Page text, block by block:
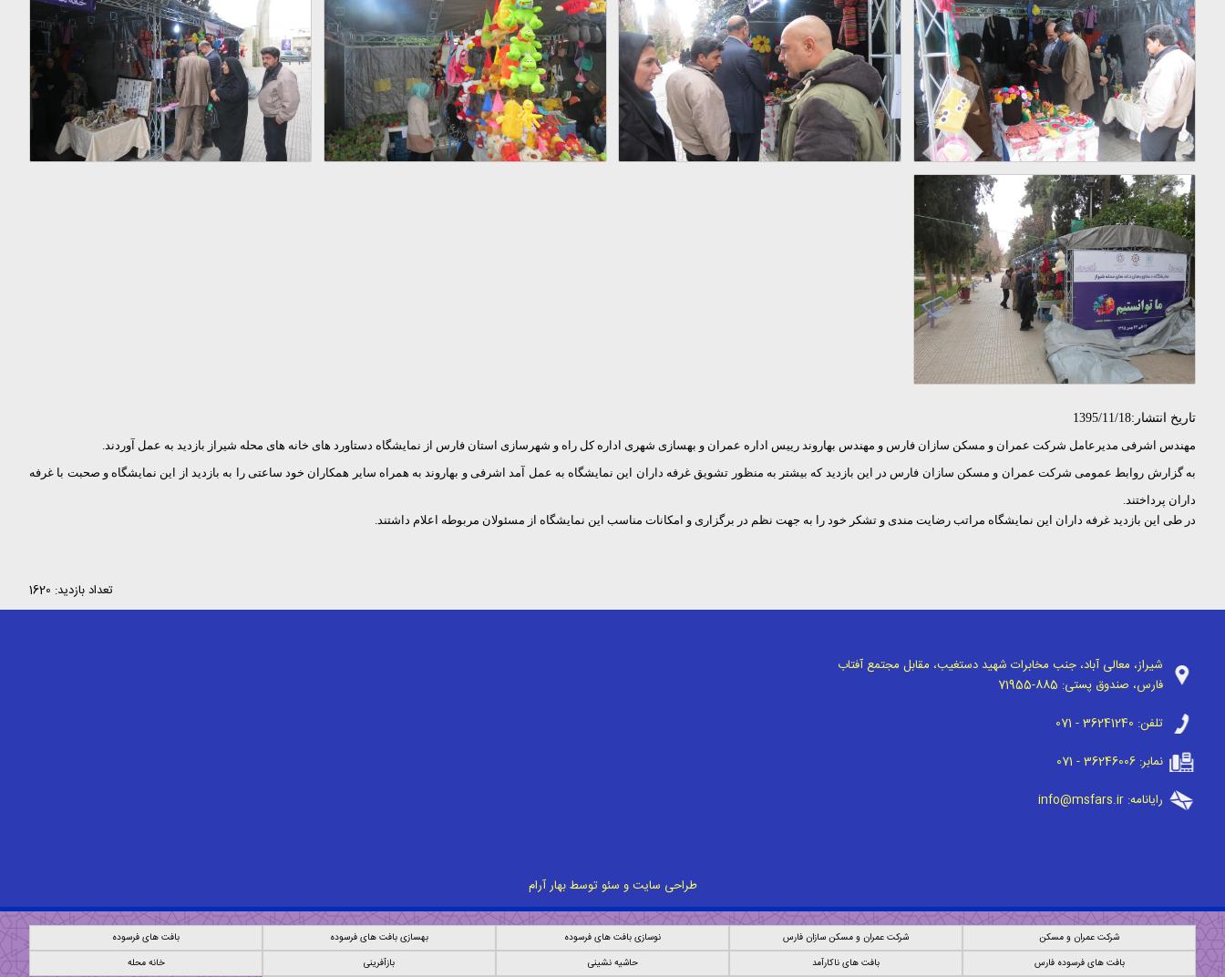
تاریخ انتشار:1395/11/18
مهندس اشرفی مدیرعامل شرکت عمران و مسکن سازان فارس و مهندس بهاروند رییس اداره عمران و بهسازی شهری اداره کل راه و شهرسازی استان فارس از نمایشگاه دستاورد های خانه های محله شیراز بازدید به عمل آوردند.
به گزارش روابط عمومی شرکت عمران و مسکن سازان فارس در این بازدید که بیشتر به منظور تشویق غرفه داران این نمایشگاه به عمل آمد اشرفی و بهاروند به همراه سایر همکاران خود ساعتی را به بازدید از این نمایشگاه و صحبت با غرفه
داران پرداختند.
در طی این بازدید غرفه داران این نمایشگاه مراتب رضایت مندی و تشکر خود را به جهت نظم در برگزاری و امکانات مناسب این نمایشگاه از مسئولان مربوطه اعلام داشتند.
تعداد بازدید: 1620
شیراز، معالی آباد، جنب مخابرات شهید دستغیب، مقابل مجتمع آفتاب
فارس، صندوق پستی: 71955-885
تلفن: 071 - 36241240
نمابر: 071 - 36246006
رایانامه: info@msfars.ir
طراحی سایتو سئوتوسطبهار آرام
شرکت عمران و مسکن شرکت عمران و مسکن سازان فارس نوسازی بافت های فرسوده بهسازی بافت های فرسوده
بافت های فرسوده
بافت های فرسوده فارس
بافت های ناکارآمد حاشیه نشینی بازآفرینی خانه محله